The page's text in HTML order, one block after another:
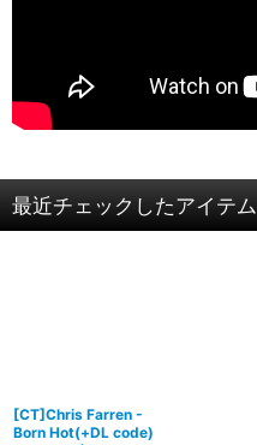
最近チェックしたアイテム
[CT]Chris Farren -
Born Hot(+DL code)